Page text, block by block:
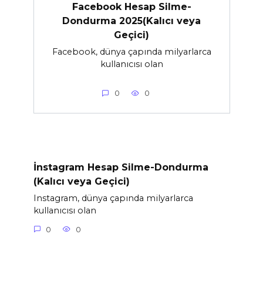
Facebook Hesap Silme-
Dondurma 2025(Kalıcı veya
Geçici)
Facebook, dünya çapında milyarlarca
kullanıcısı olan
0 0
İnstagram Hesap Silme-Dondurma
(Kalıcı veya Geçici)
Instagram, dünya çapında milyarlarca
kullanıcısı olan
0 0